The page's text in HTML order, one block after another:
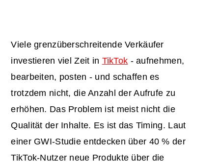
Viele grenzüberschreitende Verkäufer
investieren viel Zeit in TikTok - aufnehmen,
bearbeiten, posten - und schaffen es
trotzdem nicht, die Anzahl der Aufrufe zu
erhöhen. Das Problem ist meist nicht die
Qualität der Inhalte. Es ist das Timing. Laut
einer GWI-Studie entdecken über 40 % der
TikTok-Nutzer neue Produkte über die